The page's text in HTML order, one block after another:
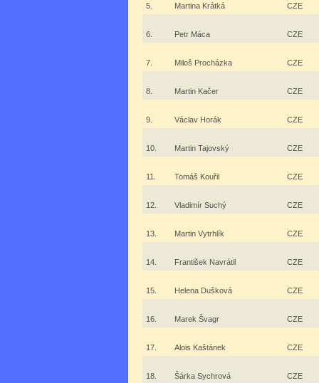
5. Martina Krátká CZE
6. Petr Máca CZE
7. Miloš Procházka CZE
8. Martin Kačer CZE
9. Václav Horák CZE
10. Martin Tajovský CZE
11. Tomáš Kouřil CZE
12. Vladimír Suchý CZE
13. Martin Vytrhlík CZE
14. František Navrátil CZE
15. Helena Dušková CZE
16. Marek Švagr CZE
17. Alois Kaštánek CZE
18. Šárka Sychrová CZE